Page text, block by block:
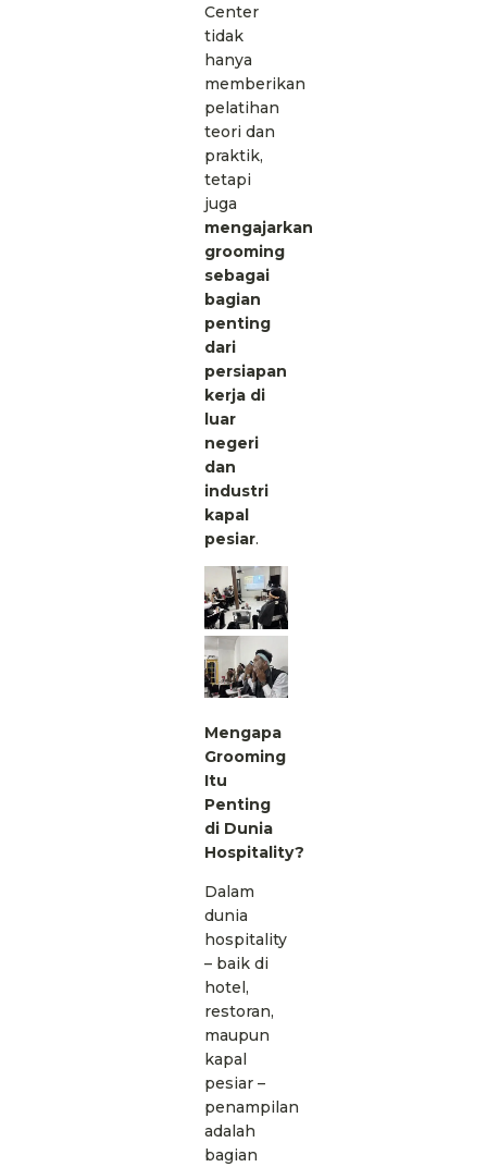
Center
tidak
hanya
memberikan
pelatihan
teori dan
praktik,
tetapi
juga
mengajarkan
grooming
sebagai
bagian
penting
dari
persiapan
kerja di
luar
negeri
dan
industri
kapal
pesiar.
Mengapa
Grooming
Itu
Penting
di Dunia
Hospitality?
Dalam
dunia
hospitality
– baik di
hotel,
restoran,
maupun
kapal
pesiar –
penampilan
adalah
bagian